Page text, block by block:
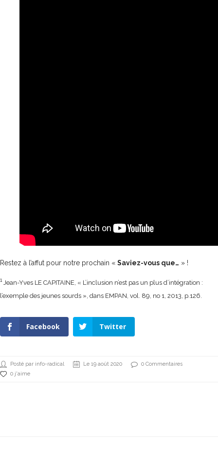
Restez à l’affut pour notre prochain « Saviez-vous que… » !
1Jean-Yves LE CAPITAINE, « L’inclusion n’est pas un plus d’intégration :
l’exemple des jeunes sourds », dans EMPAN, vol. 89, no 1, 2013, p.126.
Facebook Twitter
Posté par info-radical Le 19 août 2020
0 Commentaires
0 j'aime